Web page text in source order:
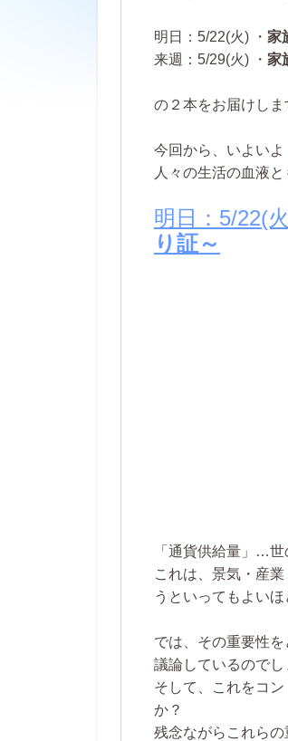
明日：5/22(火) ・ 家
来週：5/29(火) ・ 家
の２本をお届けしま
今回から、いよい
人々の生活の血液
明日：5/22(
り証～
「通貨供給量」…
これは、景気・産
うといってもよいほ
では、その重要性
議論しているのでし
そして、これをコ
か？
残念ながらこれらの